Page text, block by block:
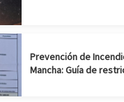
Prevención de
Mancha: Guía de